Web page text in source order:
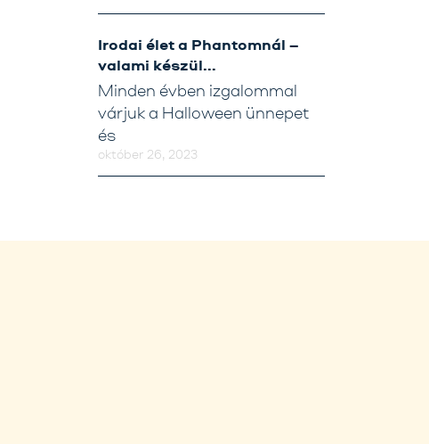
Irodai élet a Phantomnál –
valami készül…
október 26, 2023
Minden évben izgalommal
várjuk a Halloween ünnepet
és